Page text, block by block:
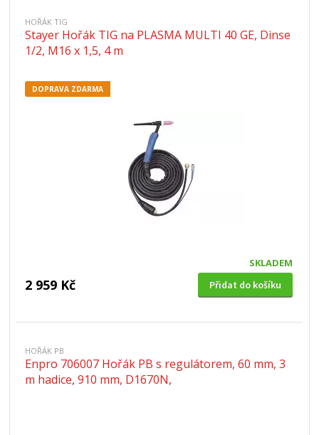
HOŘÁK TIG
Stayer Hořák TIG na PLASMA MULTI 40 GE, Dinse
1/2, M16 x 1,5, 4 m
DOPRAVA ZDARMA
SKLADEM
2 959 Kč Přidat do košíku
HOŘÁK PB
Enpro 706007 Hořák PB s regulátorem, 60 mm, 3
m hadice, 910 mm, D1670N,